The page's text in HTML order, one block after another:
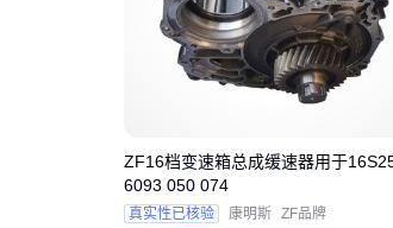
ZF16档变速箱总成缓速器用于
6093 050 074
真实性已核验 康明斯 ZF品牌